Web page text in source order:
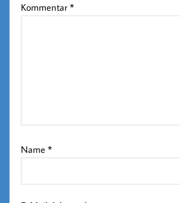
Kommentar*
Name*